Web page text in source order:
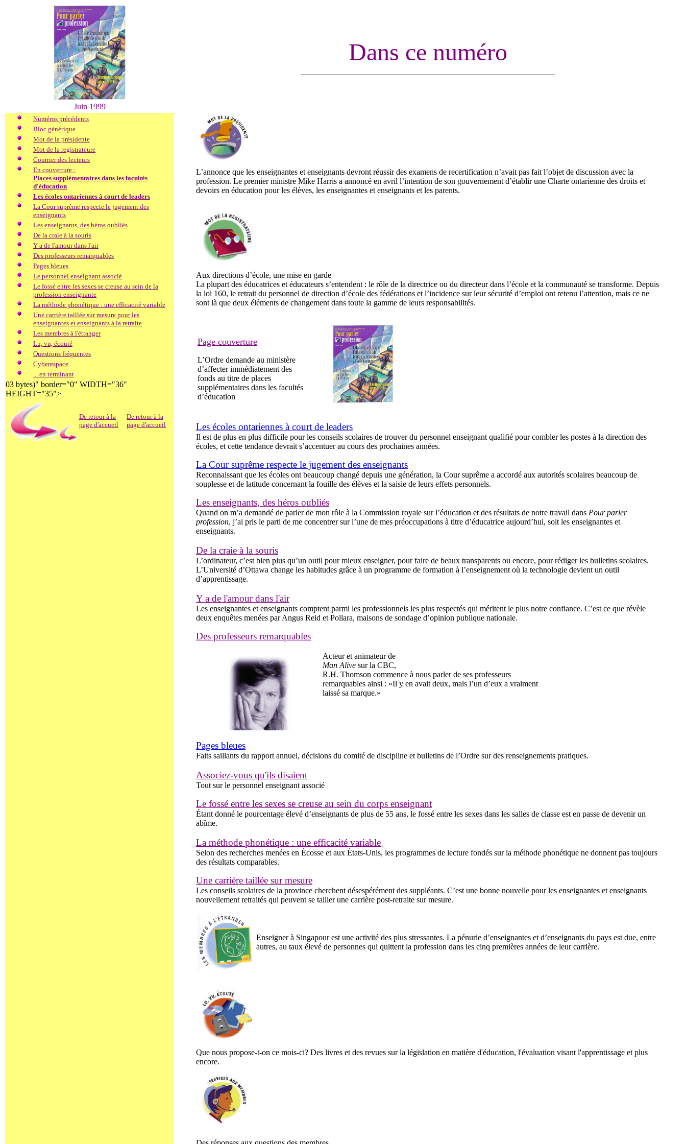
Juin 1999
Dans ce numéro
Numéros précédents
Bloc générique
Mot de la présidente
Mot de la registrateure
Courrier des lecteurs
En couverture :
Places supplémentaires dans les facultés
d'éducation
Les écoles ontariennes à court de leaders
La Cour suprême respecte le jugement des
enseignants
Les enseignants, des héros oubliés
De la craie à la souris
Y a de l'amour dans l'air
Des professeurs remarquables
Pages bleues
Le personnel enseignant associé
Le fossé entre les sexes se creuse au sein de la
profession enseignante
La méthode phonétique : une efficacité variable
Une carrière taillée sur mesure pour les
enseignantes et enseignants à la retraite
Les membres à l'étranger
Lu, vu, écouté
Questions fréquentes
Cyberespace
... en terminant
03 bytes)" border="0" WIDTH="36"
HEIGHT="35">
De retour à la
page d'accueil
De retour à la
page d'accueil
L’annonce que les enseignantes et enseignants devront réussir des examens de recertification n’avait pas fait l’objet de discussion avec la
profession. Le premier ministre Mike Harris a annoncé en avril l’intention de son gouvernement d’établir une Charte ontarienne des droits et
devoirs en éducation pour les élèves, les enseignantes et enseignants et les parents.
Aux directions d’école, une mise en garde
La plupart des éducatrices et éducateurs s’entendent : le rôle de la directrice ou du directeur dans l’école et la communauté se transforme. Depuis
la loi 160, le retrait du personnel de direction d’école des fédérations et l’incidence sur leur sécurité d’emploi ont retenu l’attention, mais ce ne
sont là que deux éléments de changement dans toute la gamme de leurs responsabilités.
Page couverture
L’Ordre demande au ministère
d’affecter immédiatement des
fonds au titre de places
supplémentaires dans les facultés
d’éducation
Les écoles ontariennes à court de leaders
Il est de plus en plus difficile pour les conseils scolaires de trouver du personnel enseignant qualifié pour combler les postes à la direction des
écoles, et cette tendance devrait s’accentuer au cours des prochaines années.
La Cour suprême respecte le jugement des enseignants
Reconnaissant que les écoles ont beaucoup changé depuis une génération, la Cour suprême a accordé aux autorités scolaires beaucoup de
souplesse et de latitude concernant la fouille des élèves et la saisie de leurs effets personnels.
Les enseignants, des héros oubliés
Quand on m’a demandé de parler de mon rôle à la Commission royale sur l’éducation et des résultats de notre travail dans Pour parler
profession, j’ai pris le parti de me concentrer sur l’une de mes préoccupations à titre d’éducatrice aujourd’hui, soit les enseignantes et
enseignants.
De la craie à la souris
L’ordinateur, c’est bien plus qu’un outil pour mieux enseigner, pour faire de beaux transparents ou encore, pour rédiger les bulletins scolaires.
L’Université d’Ottawa change les habitudes grâce à un programme de formation à l’enseignement où la technologie devient un outil
d’apprentissage.
Y a de l'amour dans l'air
Les enseignantes et enseignants comptent parmi les professionnels les plus respectés qui méritent le plus notre confiance. C’est ce que révèle
deux enquêtes menées par Angus Reid et Pollara, maisons de sondage d’opinion publique nationale.
Des professeurs remarquables
Acteur et animateur de
Man Alive sur la CBC,
R.H. Thomson commence à nous parler de ses professeurs
remarquables ainsi : «Il y en avait deux, mais l’un d’eux a vraiment
laissé sa marque.»
Pages bleues
Faits saillants du rapport annuel, décisions du comité de discipline et bulletins de l’Ordre sur des renseignements pratiques.
Associez-vous qu'ils disaient
Tout sur le personnel enseignant associé
Le fossé entre les sexes se creuse au sein du corps enseignant
Étant donné le pourcentage élevé d’enseignants de plus de 55 ans, le fossé entre les sexes dans les salles de classe est en passe de devenir un
abîme.
La méthode phonétique : une efficacité variable
Selon des recherches menées en Écosse et aux États-Unis, les programmes de lecture fondés sur la méthode phonétique ne donnent pas toujours
des résultats comparables.
Une carrière taillée sur mesure
Les conseils scolaires de la province cherchent désespérément des suppléants. C’est une bonne nouvelle pour les enseignantes et enseignants
nouvellement retraités qui peuvent se tailler une carrière post-retraite sur mesure.
Enseigner à Singapour est une activité des plus stressantes. La pénurie d’enseignantes et d’enseignants du pays est due, entre
autres, au taux élevé de personnes qui quittent la profession dans les cinq premières années de leur carrière.
Que nous propose-t-on ce mois-ci? Des livres et des revues sur la législation en matière d'éducation, l'évaluation visant l'apprentissage et plus
encore.